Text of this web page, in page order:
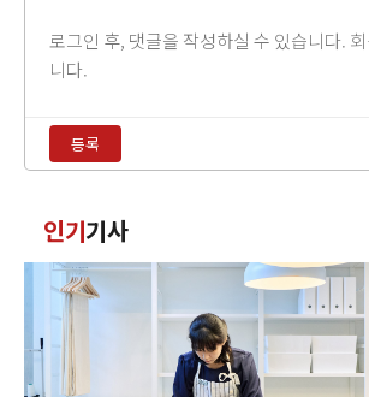
력
등록
글
인기기사